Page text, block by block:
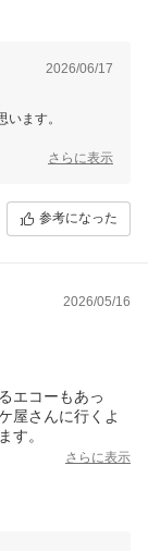
2026/06/17
ます。
いたします。
さらに表示
参考になった
2026/05/16
エコーもあっ
屋さんに行くよ
す。
さらに表示